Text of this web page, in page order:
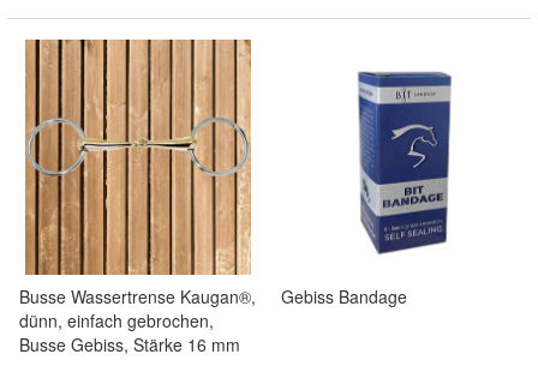
Busse Wassertrense Kaugan®,
dünn, einfach gebrochen,
Busse Gebiss, Stärke 16 mm
Gebiss Bandage